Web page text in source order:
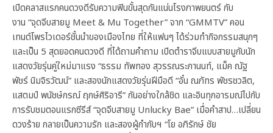
เปิดคลาสแรกคนดวงดีรับความฟินขั้นสุดกันแน่นโรงภาพยนตร์ กับ
งาน “จุดจีบสายมู Meet & Mu Together” จาก “GMMTV” คอน
เทนต์โพรไวเดอร์ชั้นนำของเมืองไทย ที่ให้แฟนๆ ได้ร่วมทำกิจกรรมสนุกๆ
และเป็น 5 สุดยอดคนดวงดี ที่ได้ถามคำถาม เปิดตำราจีบแบบสายมูกับนัก
แสดงวัยรุ่นคู่ใหม่มาแรง “ธรรม ทัพทอง สุวรรณระกานนท์, แม็ค ณัฐ
พัชร์ นิมจิรวัฒน์” และสองนักแสดงวัยรุ่นฝีมือดี “อั๋น ณภัทร พัชรชวลิต,
แสตมป์ พนัชษ์กรณ์ ฤกษ์ศิริอารี” กันอย่างใกล้ชิด และอินทุกอารมณ์ไปกับ
การรับชมตอนแรกซีรีส์ “จุดจีบสายมู Unlucky Bae” เมื่อคำสาป…เปลี่ยน
ดวงร้าย กลายเป็นความรัก และสองผู้กำกับฯ “โย อภิรักษ์ ชัย